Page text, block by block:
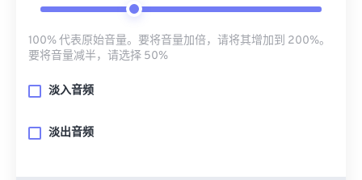
100% 代表原始音量。要将音量加倍，请将其增加到 200%。
要将音量减半，请选择 50%
淡入音频
淡出音频